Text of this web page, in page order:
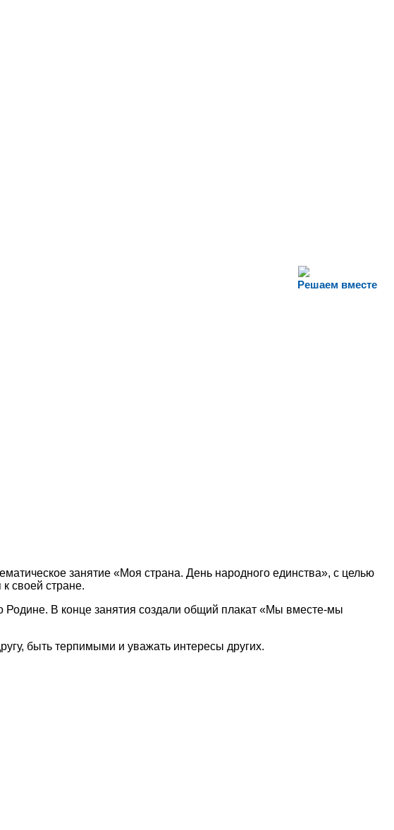
Решаем вместе
занятие «Моя страна. День народного единства», с целью
своей стране.
Родине. В конце занятия создали общий плакат «Мы вместе-мы
быть терпимыми и уважать интересы других.